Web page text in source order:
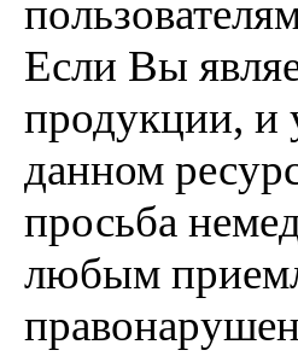
Если Вы
продукции, и
данном
просьба
любым